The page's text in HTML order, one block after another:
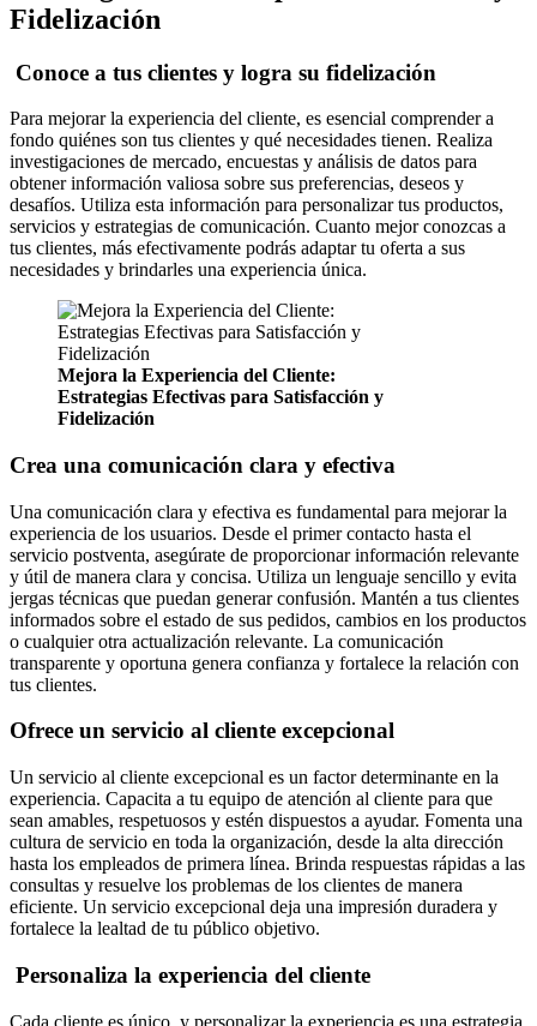
Fidelización
Conoce a tus clientes y logra su fidelización
Para mejorar la experiencia del cliente, es esencial comprender a
fondo quiénes son tus clientes y qué necesidades tienen. Realiza
investigaciones de mercado, encuestas y análisis de datos para
obtener información valiosa sobre sus preferencias, deseos y
desafíos. Utiliza esta información para personalizar tus productos,
servicios y estrategias de comunicación. Cuanto mejor conozcas a
tus clientes, más efectivamente podrás adaptar tu oferta a sus
necesidades y brindarles una experiencia única.
Mejora la Experiencia del Cliente:
Estrategias Efectivas para Satisfacción y
Fidelización
Crea una comunicación clara y efectiva
Una comunicación clara y efectiva es fundamental para mejorar la
experiencia de los usuarios. Desde el primer contacto hasta el
servicio postventa, asegúrate de proporcionar información relevante
y útil de manera clara y concisa. Utiliza un lenguaje sencillo y evita
jergas técnicas que puedan generar confusión. Mantén a tus clientes
informados sobre el estado de sus pedidos, cambios en los productos
o cualquier otra actualización relevante. La comunicación
transparente y oportuna genera confianza y fortalece la relación con
tus clientes.
Ofrece un servicio al cliente excepcional
Un servicio al cliente excepcional es un factor determinante en la
experiencia. Capacita a tu equipo de atención al cliente para que
sean amables, respetuosos y estén dispuestos a ayudar. Fomenta una
cultura de servicio en toda la organización, desde la alta dirección
hasta los empleados de primera línea. Brinda respuestas rápidas a las
consultas y resuelve los problemas de los clientes de manera
eficiente. Un servicio excepcional deja una impresión duradera y
fortalece la lealtad de tu público objetivo.
Personaliza la experiencia del cliente
Cada cliente es único, y personalizar la experiencia es una estrategia